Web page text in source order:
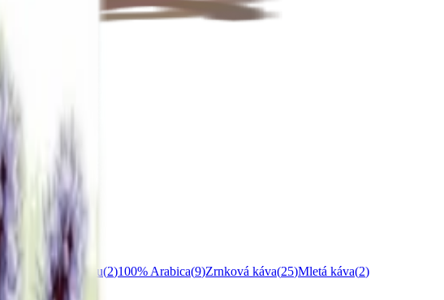
3 Káva bez kofeinu(2)100% Arabica(9)Zrnková káva(25)Mletá káva(2)